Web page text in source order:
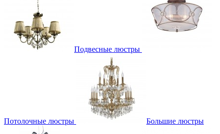
Подвесные люстры
Потолочные люстры Большие люстры